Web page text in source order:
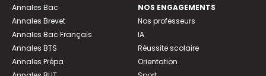
Annales Bac
Annales Brevet
Annales Bac Français
Annales BTS
Annales Prépa
NOS ENGAGEMENTS
Nos professeurs
IA
Réussite scolaire
Orientation